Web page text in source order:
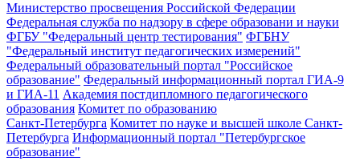
Министерство просвещения Российской Федерации
Федеральная служба по надзору в сфере образовани и науки
ФГБУ "Федеральный центр тестирования" ФГБНУ
"Федеральный институт педагогических измерений"
Федеральный образовательный портал "Российское
образование" Федеральный информационный портал ГИА-9
и ГИА-11 Академия постдипломного педагогического
образования Комитет по образованию
Санкт-Петербурга Комитет по науке и высшей школе Санкт-
Петербурга Информационный портал "Петербургское
образование"